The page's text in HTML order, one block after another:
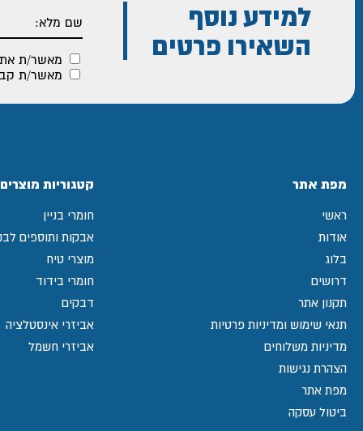
למידע נוסף
השאירו פרטים
מאשר/ת
מאשר/ת
מפת אתר
ראשי
אודות
בלוג
דרושים
תקנון אתר
תנאי שימוש ומדיניות פרטיות
מדיניות משלוחים
הצהרת נגישות
מפת אתר
ביטול עסקה
קטגוריות מוצרים
חומרי בניין
אבקות ותוספים
מוצרי טיח
חומרי בידוד
דבקים
אביזרי אינסטלציה
אביזרי חשמל